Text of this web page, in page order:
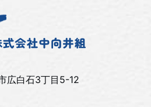
広白石3丁目5-12